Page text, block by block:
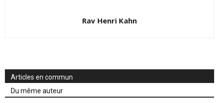
Rav Henri Kahn
Articles en commun
Du même auteur